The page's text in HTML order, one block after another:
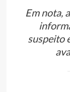
Em nota,
suspeito